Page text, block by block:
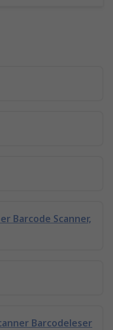
Barcode Scanner,
Barcodeleser